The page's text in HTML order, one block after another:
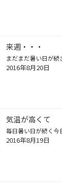
来週・・・
2016年8月20日
気温が高くて
2016年8月19日